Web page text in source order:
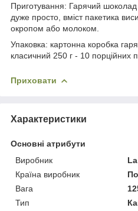
Приготування: Гарячий
дуже просто, вміст пакетика
окропом або молоком.
Упаковка: картонна коробка
класичний 250 г - 10 порційних
Приховати
Характеристики
Основні атрибути
Виробник
Країна виробник
Вага
Тип